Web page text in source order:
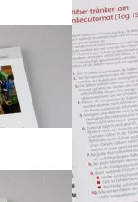
eigenen Stall
und Wasser,
Stall genommen
die die Produktivität